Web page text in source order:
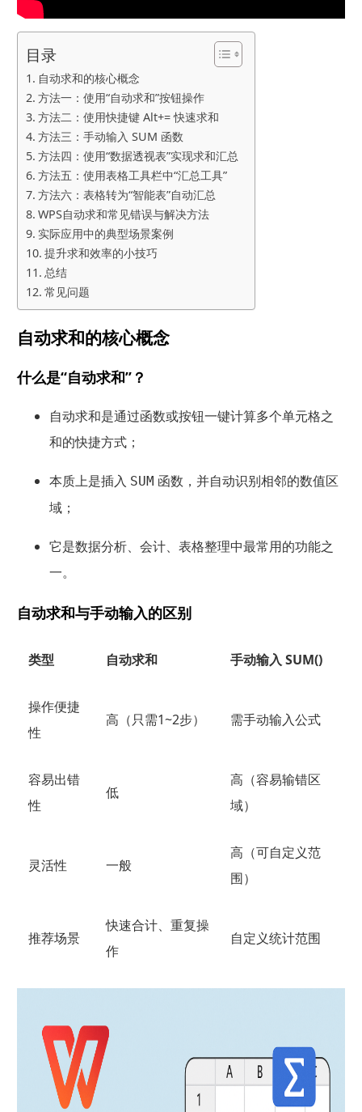
目录
自动求和的核心概念
方法一：使用“自动求和”按钮操作
方法二：使用快捷键 Alt+= 快速求和
方法三：手动输入 SUM 函数
方法四：使用“数据透视表”实现求和汇总
方法五：使用表格工具栏中“汇总工具”
方法六：表格转为“智能表”自动汇总
WPS自动求和常见错误与解决方法
实际应用中的典型场景案例
提升求和效率的小技巧
总结
常见问题
自动求和的核心概念
什么是“自动求和”？
自动求和是通过函数或按钮一键计算多个单元格之
和的快捷方式；
本质上是插入 SUM 函数，并自动识别相邻的数值区
域；
它是数据分析、会计、表格整理中最常用的功能之
一。
自动求和与手动输入的区别
类型 自动求和 手动输入 SUM()
操作便捷
性
高（只需1~2步） 需手动输入公式
容易出错
性
低
高（容易输错区
域）
灵活性 一般
高（可自定义范
围）
推荐场景
快速合计、重复操
作
自定义统计范围